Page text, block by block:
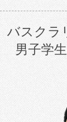
バスクラ
男子学